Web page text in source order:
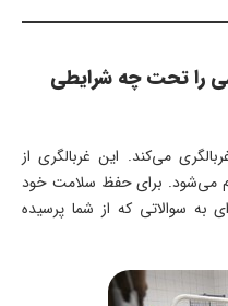
را تحت چه شرایطی
می‌کند. این غربالگری از
می‌شود. برای حفظ سلامت خود
به سوالاتی که از شما پرسیده